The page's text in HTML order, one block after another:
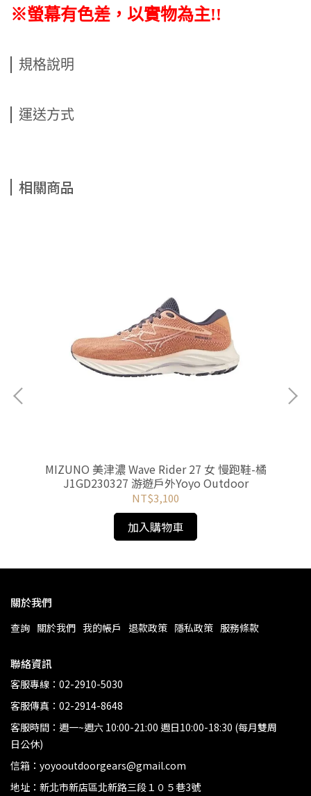
※螢幕有色差，以實物為主!!
規格說明
運送方式
相關商品
MIZUNO 美津濃 Wave Rider 27 女 慢跑鞋-橘
J1GD230327 游遊戶外Yoyo Outdoor
NT$3,100
加入購物車
關於我們
查詢 關於我們 我的帳戶 退款政策 隱私政策 服務條款
聯絡資訊
客服專線：02-2910-5030
客服傳真：02-2914-8648
客服時間：週一~週六 10:00-21:00 週日10:00-18:30 (每月雙周
日公休)
信箱：yoyooutdoorgears@gmail.com
地址：新北市新店區北新路三段１０５巷3號